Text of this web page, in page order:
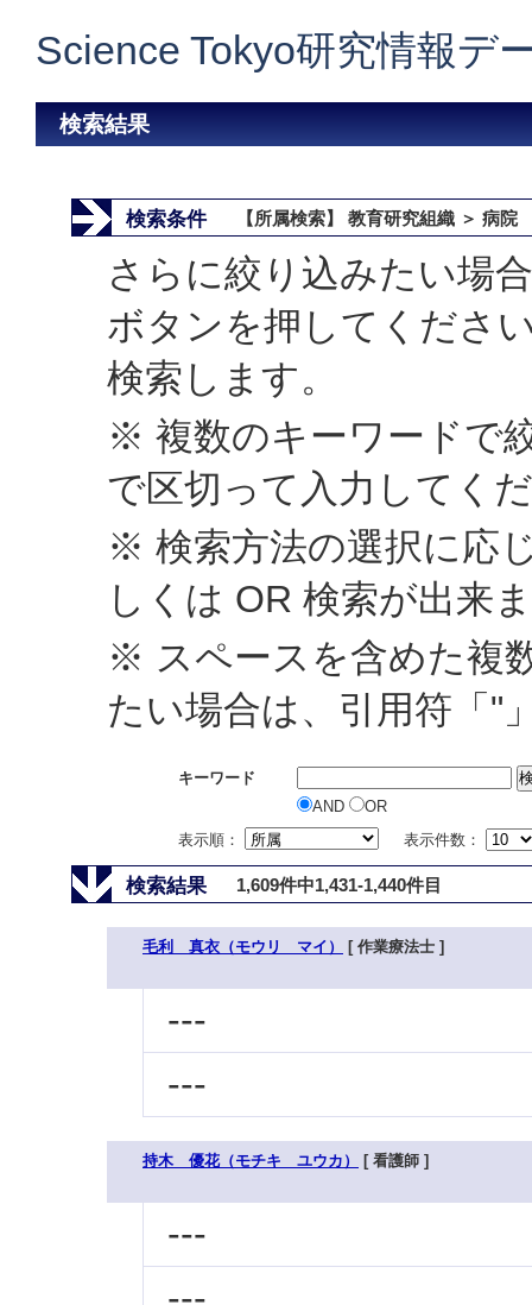
Science Tokyo研究情報デ
検索結果
検索条件 【所属検索】 教育研究組織 ＞ 病院
さらに絞り込みたい場
ボタンを押してくださ
検索します。
※ 複数のキーワードで
で区切って入力してく
※ 検索方法の選択に応
しくは OR 検索が出来
※ スペースを含めた複
たい場合は、引用符「"
キーワード
AND
OR
表示順：
表示件数：
検索結果 1,609件中1,431-1,440件目
毛利 真衣（モウリ マイ） [ 作業療法士 ]
---
---
持木 優花（モチキ ユウカ） [ 看護師 ]
---